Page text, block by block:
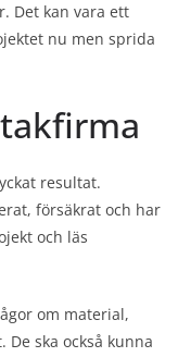
Det kan vara ett
nu men sprida
resultat.
försäkrat och har
och läs
om material,
ska också kunna